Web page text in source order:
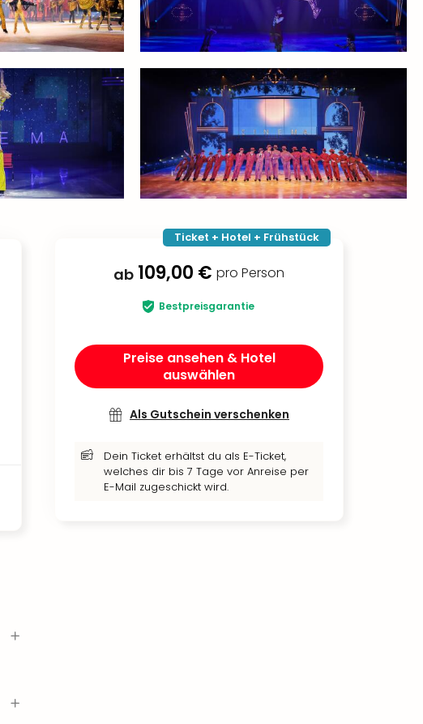
Ticket + Hotel + Frühstück
ab 109,00 € pro Person
Bestpreisgarantie
Preise ansehen & Hotel
auswählen
Als Gutschein verschenken
Dein Ticket erhältst du als E-Ticket,
welches dir bis 7 Tage vor Anreise per
E-Mail zugeschickt wird.